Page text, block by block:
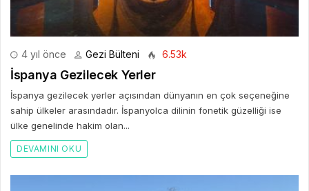
4 yıl önce Gezi Bülteni 6.53k
İspanya Gezilecek Yerler
İspanya gezilecek yerler açısından dünyanın en çok seçeneğine
sahip ülkeler arasındadır. İspanyolca dilinin fonetik güzelliği ise
ülke genelinde hakim olan...
DEVAMINI OKU